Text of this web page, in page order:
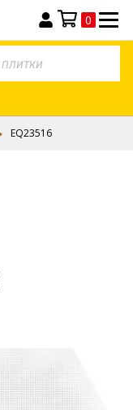
Моя корзина
0
EQ23516